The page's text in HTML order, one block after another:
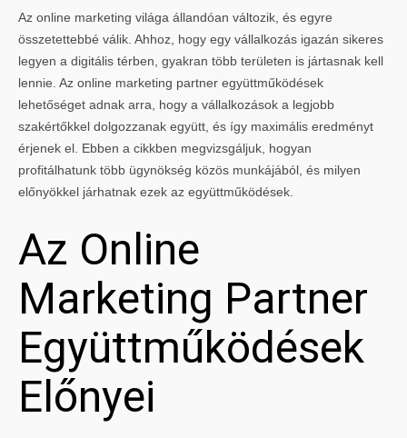
Az online marketing világa állandóan változik, és egyre
összetettebbé válik. Ahhoz, hogy egy vállalkozás igazán sikeres
legyen a digitális térben, gyakran több területen is jártasnak kell
lennie. Az online marketing partner együttműködések
lehetőséget adnak arra, hogy a vállalkozások a legjobb
szakértőkkel dolgozzanak együtt, és így maximális eredményt
érjenek el. Ebben a cikkben megvizsgáljuk, hogyan
profitálhatunk több ügynökség közös munkájából, és milyen
előnyökkel járhatnak ezek az együttműködések.
Az Online
Marketing Partner
Együttműködések
Előnyei